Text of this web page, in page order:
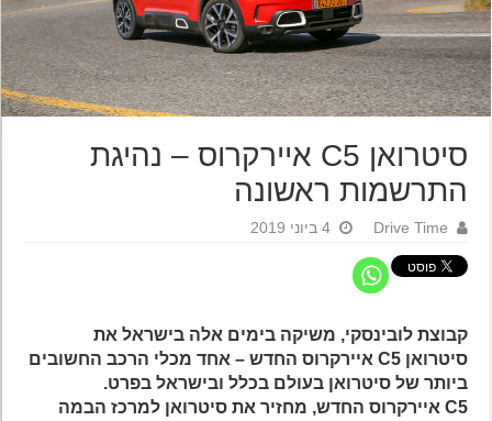
סיטרואן C5 איירקרוס – נהיגת
התרשמות ראשונה
Drive Time 4 ביוני 2019
קבוצת לובינסקי,משיקה בימים אלה בישראל את
סיטרואןC5 איירקרוס החדש – אחד מכלי הרכב החשובים
ביותר של סיטרואן בעולם בכלל ובישראל בפרט.
C5איירקרוס החדש, מחזיר את סיטרואן למרכז הבמה